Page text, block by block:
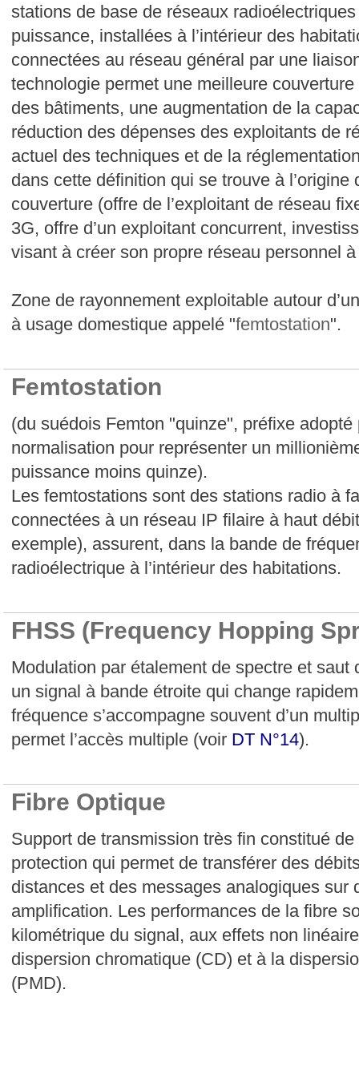
stations de base de réseaux
puissance, installées à l’intérieur des
connectées au réseau général par une
technologie permet une meilleure
des bâtiments, une augmentation de la
réduction des dépenses des exploitants de
actuel des techniques et de la
dans cette définition qui se trouve à l’origine
couverture (offre de l’exploitant de réseau
3G, offre d’un exploitant concurrent,
visant à créer son propre réseau personnel
Zone de rayonnement exploitable autour
à usage domestique appelé "femtostation".
Femtostation
(du suédois Femton "quinze", préfixe
normalisation pour représenter un
puissance moins quinze).
Les femtostations sont des stations radio à
connectées à un réseau IP filaire à haut
exemple), assurent, dans la bande de
radioélectrique à l’intérieur des habitations.
FHSS (Frequency Hopping
Modulation par étalement de spectre et
un signal à bande étroite qui change
fréquence s’accompagne souvent d’un
permet l’accès multiple (voir DT N°14).
Fibre Optique
Support de transmission très fin constitué de
protection qui permet de transférer des
distances et des messages analogiques sur
amplification. Les performances de la fibre
kilométrique du signal, aux effets non
dispersion chromatique (CD) et à la
(PMD).